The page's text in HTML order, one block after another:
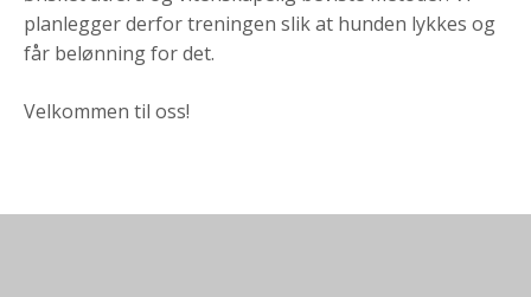
planlegger derfor treningen slik at hunden lykkes og
får belønning for det.
Velkommen til oss!